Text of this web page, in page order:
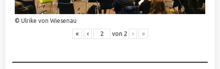
© Ulrike von Wiesenau
« ‹ von 2 › »